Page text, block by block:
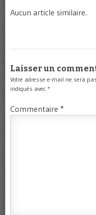
Aucun article similaire.
Laisser un
Votre adresse e-mail ne sera
indiqués avec *
Commentaire *